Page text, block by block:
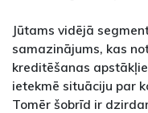
Jūtams vidējā
samazinājums, kas
kreditēšanas
ietekmē situāciju par
Tomēr šobrīd ir